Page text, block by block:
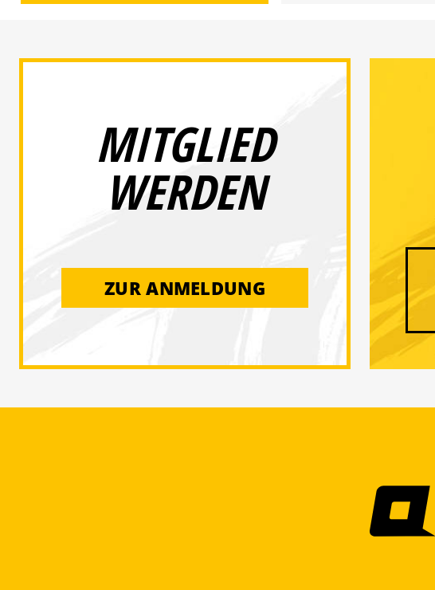
MITGLIED
WERDEN
ZUR ANMELDUNG